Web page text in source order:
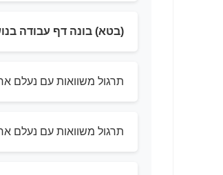
(בטא) בונה דף עבודה
תרגול משוואות עם נעלם
תרגול משוואות עם נעלם